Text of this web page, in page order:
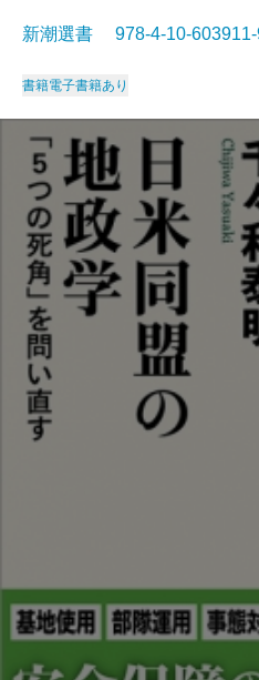
新潮選書 978-4-10-
書籍電子書籍あり